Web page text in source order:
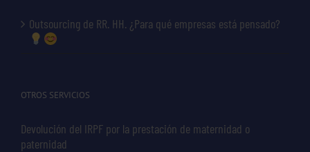
Outsourcing de RR. HH. ¿Para qué empresas está pensado?
OTROS SERVICIOS
Devolución del IRPF por la prestación de maternidad o
paternidad